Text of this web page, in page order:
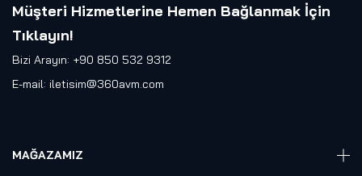
Müşteri Hizmetlerine Hemen Bağlanmak İçin
Tıklayın!
Bizi Arayın: +90 850 532 9312
E-mail: iletisim@360avm.com
MAĞAZAMIZ